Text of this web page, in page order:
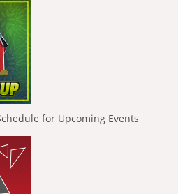
for Upcoming Events